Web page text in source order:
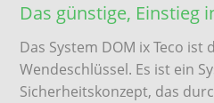
Das günstige, Einstieg
Das System DOM ix Teco
Wendeschlüssel. Es ist ein
Sicherheitskonzept, das